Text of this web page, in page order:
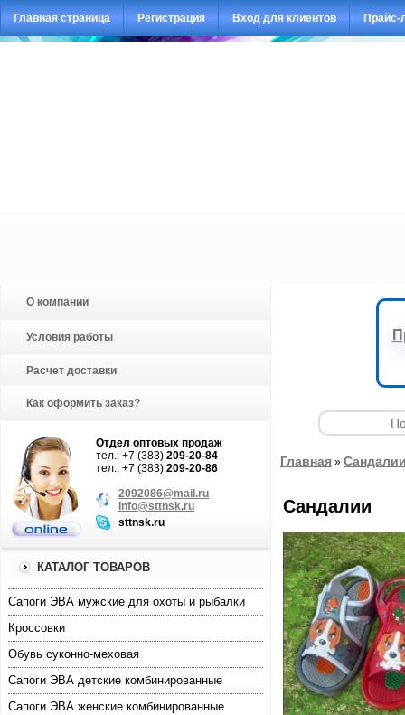
Главная страница Регистрация Вход для клиентов Прайс-
О компании
Условия работы
Расчет доставки
Как оформить заказ?
Отдел оптовых продаж
тел.: +7 (383) 209-20-84
тел.: +7 (383) 209-20-86
2092086@mail.ru
info@sttnsk.ru
sttnsk.ru
КАТАЛОГ ТОВАРОВ
Cапоги ЭВА мужские для охоты и рыбалки
Кроссовки
Обувь суконно-меховая
Сапоги ЭВА детские комбинированные
Сапоги ЭВА женские комбинированные
Главная »
Сандалии